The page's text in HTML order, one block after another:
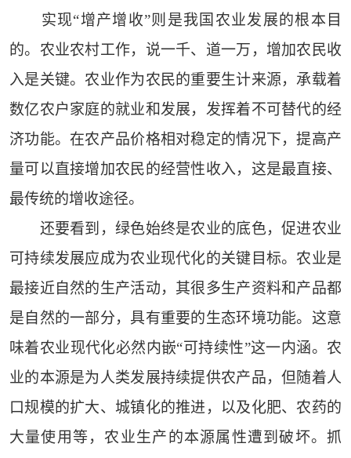
实现“增产增收”则是我国农业发展的根本目
的。农业农村工作，说一千、道一万，增加农民收
入是关键。农业作为农民的重要生计来源，承载着
数亿农户家庭的就业和发展，发挥着不可替代的经
济功能。在农产品价格相对稳定的情况下，提高产
量可以直接增加农民的经营性收入，这是最直接、
最传统的增收途径。
还要看到，绿色始终是农业的底色，促进农业
可持续发展应成为农业现代化的关键目标。农业是
最接近自然的生产活动，其很多生产资料和产品都
是自然的一部分，具有重要的生态环境功能。这意
味着农业现代化必然内嵌“可持续性”这一内涵。农
业的本源是为人类发展持续提供农产品，但随着人
口规模的扩大、城镇化的推进，以及化肥、农药的
大量使用等，农业生产的本源属性遭到破坏。抓